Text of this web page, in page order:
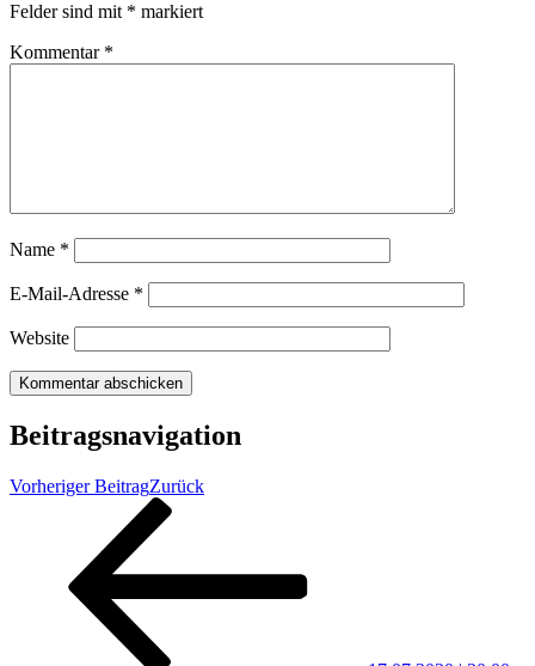
Felder sind mit * markiert
Kommentar *
Name *
E-Mail-Adresse *
Website
Beitragsnavigation
Vorheriger BeitragZurück